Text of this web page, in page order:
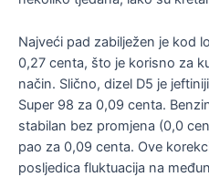
Najveći pad zabilježen je kod
0,27 centa, što je korisno za
način. Slično, dizel D5 je
Super 98 za 0,09 centa.
stabilan bez promjena (0,0
pao za 0,09 centa. Ove
posljedica fluktuacija na